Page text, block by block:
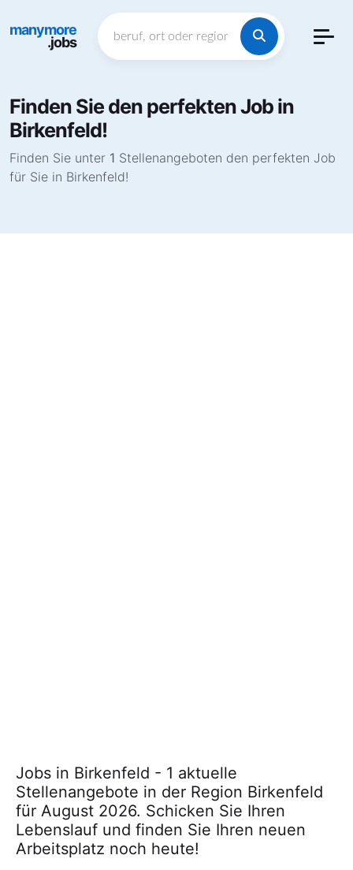
manymore
.jobs
Finden Sie den perfekten Job in
Birkenfeld!
Finden Sie unter 1 Stellenangeboten den perfekten Job
für Sie in Birkenfeld!
Jobs in Birkenfeld - 1 aktuelle
Stellenangebote in der Region Birkenfeld
für August 2026. Schicken Sie Ihren
Lebenslauf und finden Sie Ihren neuen
Arbeitsplatz noch heute!